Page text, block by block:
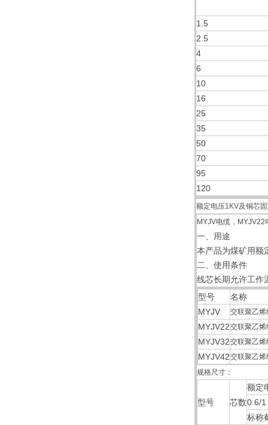
1.5
2.5
4
6
10
16
25
35
50
70
95
120
额定电压1KV及铜芯
MYJV电缆，
一、用途
本产品为煤矿用额
二、使用条件
线芯长期允许工
型号
名称
MYJV
交联聚乙
MYJV22交联聚乙
MYJV32交联聚乙
MYJV42交联聚乙
规格尺寸：
型号 芯数
额定
0.6/1
标称